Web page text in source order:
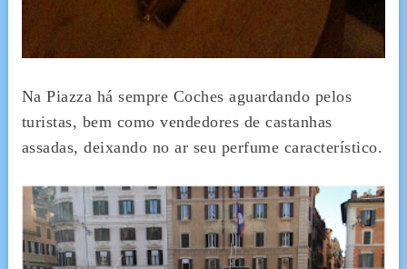
Na Piazza há sempre Coches aguardando pelos
turistas, bem como vendedores de castanhas
assadas, deixando no ar seu perfume característico.